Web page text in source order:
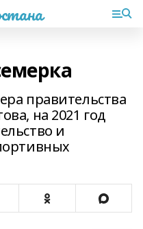
правительства
на 2021 год
и